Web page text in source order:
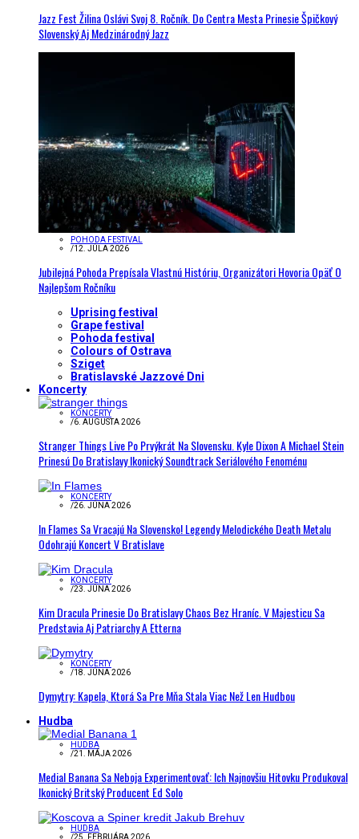
Jazz Fest Žilina Oslávi Svoj 8. Ročník. Do Centra Mesta Prinesie Špičkový
Slovenský Aj Medzinárodný Jazz
POHODA FESTIVAL
/12. JÚLA 2026
Jubilejná Pohoda Prepísala Vlastnú Históriu, Organizátori Hovoria Opäť O
Najlepšom Ročníku
Uprising festival
Grape festival
Pohoda festival
Colours of Ostrava
Sziget
Bratislavské Jazzové Dni
Koncerty
KONCERTY
/6. AUGUSTA 2026
Stranger Things Live Po Prvýkrát Na Slovensku. Kyle Dixon A Michael Stein
Prinesú Do Bratislavy Ikonický Soundtrack Seriálového Fenoménu
KONCERTY
/26. JÚNA 2026
In Flames Sa Vracajú Na Slovensko! Legendy Melodického Death Metalu
Odohrajú Koncert V Bratislave
KONCERTY
/23. JÚNA 2026
Kim Dracula Prinesie Do Bratislavy Chaos Bez Hraníc. V Majesticu Sa
Predstavia Aj Patriarchy A Etterna
KONCERTY
/18. JÚNA 2026
Dymytry: Kapela, Ktorá Sa Pre Mňa Stala Viac Než Len Hudbou
Hudba
HUDBA
/21. MÁJA 2026
Medial Banana Sa Neboja Experimentovať: Ich Najnovšiu Hitovku Produkoval
Ikonický Britský Producent Ed Solo
HUDBA
/25. FEBRUÁRA 2026